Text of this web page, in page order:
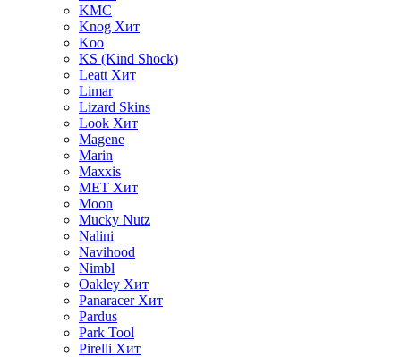
KMC
Knog Хит
Koo
KS (Kind Shock)
Leatt Хит
Limar
Lizard Skins
Look Хит
Magene
Marin
Maxxis
MET Хит
Moon
Mucky Nutz
Nalini
Navihood
Nimbl
Oakley Хит
Panaracer Хит
Pardus
Park Tool
Pirelli Хит